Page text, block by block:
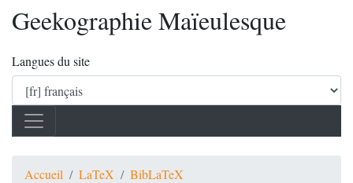
Geekographie Maïeulesque
Langues du site
Accueil LaTeX BibLaTeX